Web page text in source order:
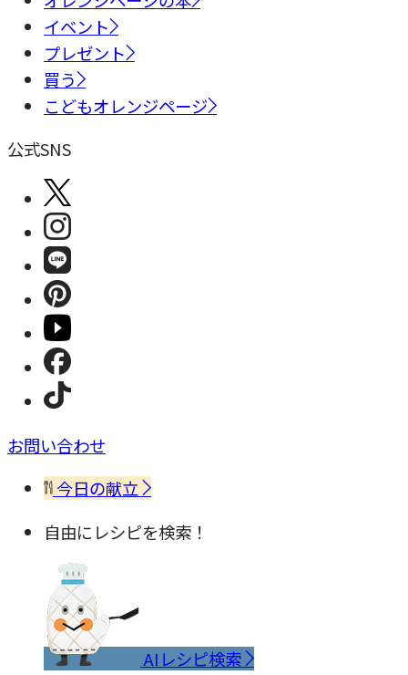
イベント
プレゼント
買う
こどもオレンジページ
公式SNS
お問い合わせ
今日の献立
自由にレシピを検索！
AIレシピ検索